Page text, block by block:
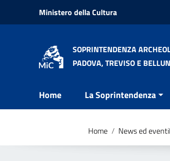
Vai ai contenuti
Vai al menu di navigazione
Ministero della Cultura
SOPRINTENDENZA
PADOVA, TREVISO E
Home La Soprintendenza
Home / News ed eventi